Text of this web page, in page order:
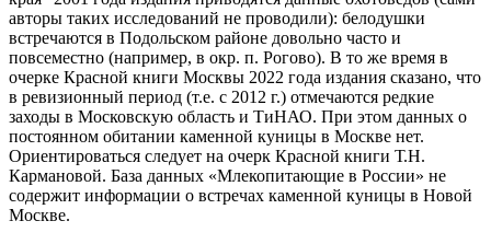
авторы таких исследований не проводили): белодушки
встречаются в Подольском районе довольно часто и
повсеместно (например, в окр. п. Рогово). В то же время в
очерке Красной книги Москвы 2022 года издания сказано, что
в ревизионный период (т.е. с 2012 г.) отмечаются редкие
заходы в Московскую область и ТиНАО. При этом данных о
постоянном обитании каменной куницы в Москве нет.
Ориентироваться следует на очерк Красной книги Т.Н.
Кармановой. База данных «Млекопитающие в России» не
содержит информации о встречах каменной куницы в Новой
Москве.